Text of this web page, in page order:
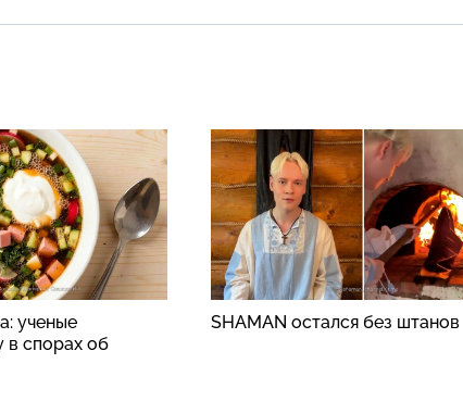
ученые
в спорах об
SHAMAN остался без штанов